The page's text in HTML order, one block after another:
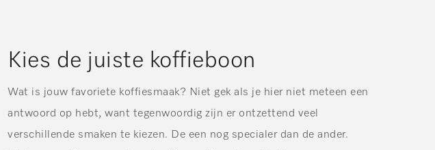
Kies de juiste koffieboon
Wat is jouw favoriete koffiesmaak? Niet gek als je hier niet meteen een
antwoord op hebt, want tegenwoordig zijn er ontzettend veel
verschillende smaken te kiezen. De een nog specialer dan de ander.